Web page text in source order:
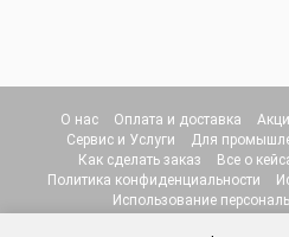
О нас Оплата и доставка
Сервис и Услуги
Для
Как сделать заказ
Все о
Политика конфиденциальности
Использование